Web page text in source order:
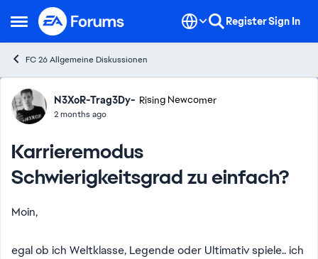
Open Side Menu
Skip to content RegisterSign In
FC 26 Allgemeine Diskussionen
Forum Discussion
N3XoR-Trag3Dy- Rising Newcomer
2 months ago
Karrieremodus
Schwierigkeitsgrad zu einfach?
Moin,
egal ob ich Weltklasse, Legende oder Ultimativ spiele.. ich